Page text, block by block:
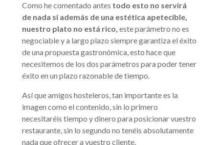
Como he comentado antes todo esto no servirá
de nada si además de una estética apetecible,
nuestro plato no está rico, este parámetro no es
negociable y a largo plazo siempre garantiza el éxito
de una propuesta gastronómica, esto hace que
necesitemos de los dos parámetros para poder tener
éxito en un plazo razonable de tiempo.
Así que amigos hosteleros, tan importante es la
imagen como el contenido, sin lo primero
necesitaréis tiempo y dinero para posicionar vuestro
restaurante, sin lo segundo no tenéis absolutamente
nada que ofrecer a vuestro cliente.